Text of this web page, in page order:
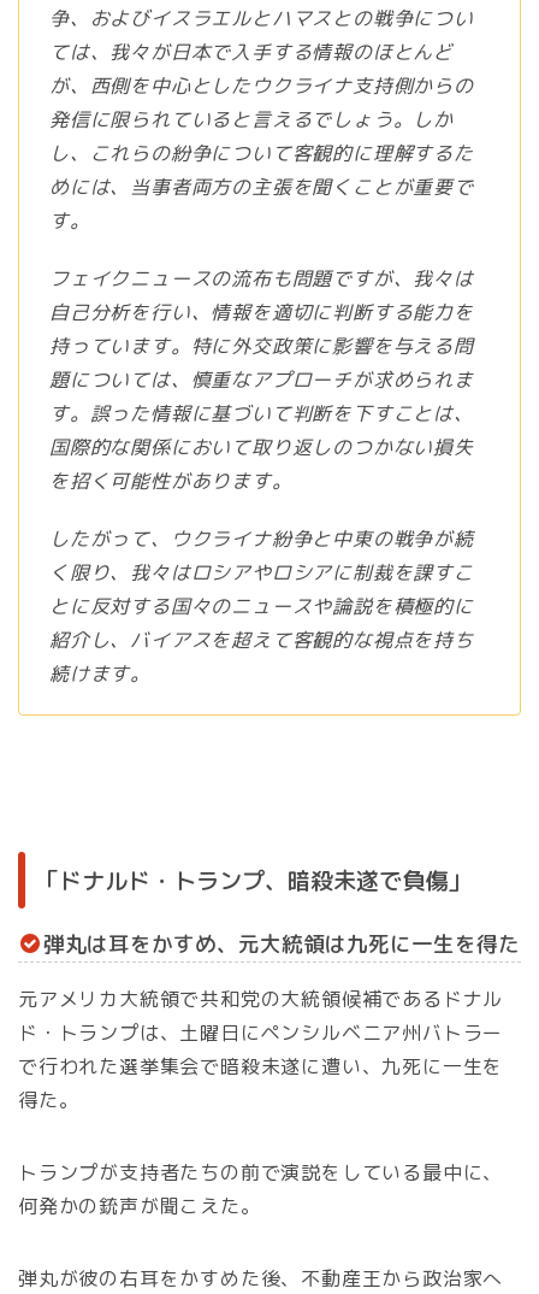
争、およびイスラエルとハマスとの戦争につい
ては、我々が日本で入手する情報のほとんど
が、西側を中心としたウクライナ支持側からの
発信に限られていると言えるでしょう。しか
し、これらの紛争について客観的に理解するた
めには、当事者両方の主張を聞くことが重要で
す。
フェイクニュースの流布も問題ですが、我々は
自己分析を行い、情報を適切に判断する能力を
持っています。特に外交政策に影響を与える問
題については、慎重なアプローチが求められま
す。誤った情報に基づいて判断を下すことは、
国際的な関係において取り返しのつかない損失
を招く可能性があります。
したがって、ウクライナ紛争と中東の戦争が続
く限り、我々はロシアやロシアに制裁を課すこ
とに反対する国々のニュースや論説を積極的に
紹介し、バイアスを超えて客観的な視点を持ち
続けます。
「ドナルド・トランプ、暗殺未遂で負傷」
弾丸は耳をかすめ、元大統領は九死に一生を得た
元アメリカ大統領で共和党の大統領候補であるドナル
ド・トランプは、土曜日にペンシルベニア州バトラー
で行われた選挙集会で暗殺未遂に遭い、九死に一生を
得た。
トランプが支持者たちの前で演説をしている最中に、
何発かの銃声が聞こえた。
弾丸が彼の右耳をかすめた後、不動産王から政治家へ